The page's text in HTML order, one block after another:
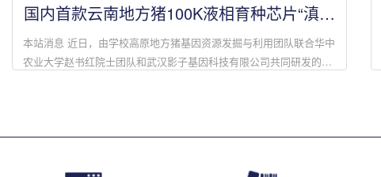
国内首款云南地方猪100K液相育种芯片“滇芯
本站消息 近日，由学校高原地方猪基因资源发掘与利用团队联合华中
农业大学赵书红院士团队和武汉影子基因科技有限公司共同研发的国